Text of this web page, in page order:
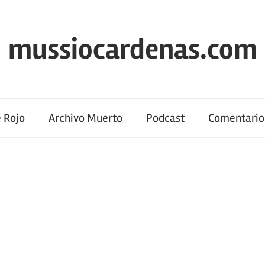
mussiocardenas.com
Archivo Muerto Podcast